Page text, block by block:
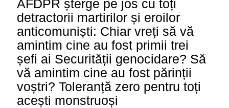
AFDPR șterge pe jos cu toți
detractorii martirilor și eroilor
anticomuniști: Chiar vreți să vă
amintim cine au fost primii trei
șefi ai Securității genocidare? Să
vă amintim cine au fost părinții
voștri? Toleranță zero pentru toți
acești monstruoși